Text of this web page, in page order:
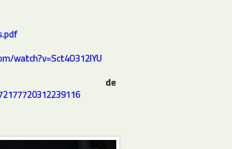
watch?v=Sct4O312lYU
de